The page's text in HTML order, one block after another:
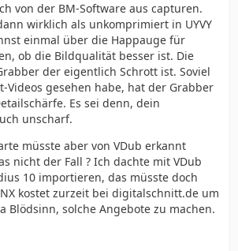
von der BM-Software aus capturen.
wirklich als unkomprimiert in UYVY
einmal über die Happauge für
ob die Bildqualität besser ist. Die
der eigentlich Schrott ist. Soviel
Videos gesehen habe, hat der Grabber
Es sei denn, dein
unscharf.
müsste aber von VDub erkannt
nicht der Fall ? Ich dachte mit VDub
10 importieren, das müsste doch
kostet zurzeit bei digitalschnitt.de um
Blödsinn, solche Angebote zu machen.